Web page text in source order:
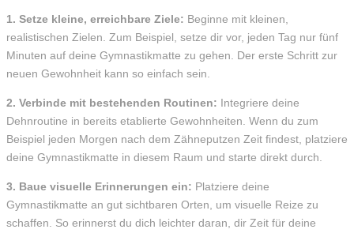
1. Setze kleine, erreichbare Ziele: Beginne mit kleinen,
realistischen Zielen. Zum Beispiel, setze dir vor, jeden Tag nur fünf
Minuten auf deine Gymnastikmatte zu gehen. Der erste Schritt zur
neuen Gewohnheit kann so einfach sein.
2. Verbinde mit bestehenden Routinen: Integriere deine
Dehnroutine in bereits etablierte Gewohnheiten. Wenn du zum
Beispiel jeden Morgen nach dem Zähneputzen Zeit findest, platziere
deine Gymnastikmatte in diesem Raum und starte direkt durch.
3. Baue visuelle Erinnerungen ein: Platziere deine
Gymnastikmatte an gut sichtbaren Orten, um visuelle Reize zu
schaffen. So erinnerst du dich leichter daran, dir Zeit für deine